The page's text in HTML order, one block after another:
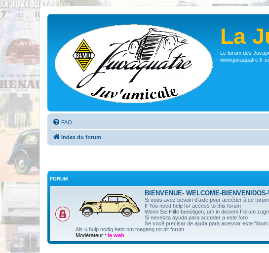
La
Le forum des
www.juvaquatre.fr
FAQ
Index du forum
FORUM
BIENVENUE- WELCOME-
Si vous avez besoin d'aide pour accéder à ce forum
If You need help for access to this forum
Wenn Sie Hilfe benötigen, um in diesem Forum
Si necesita ayuda para acceder a este foro
Se você precisar de ajuda para acessar este fórum
Als u hulp nodig hebt om toegang tot dit forum
Modérateur : le web